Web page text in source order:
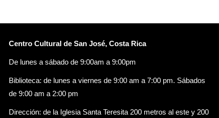
Centro Cultural de San José, Costa Rica
De lunes a sábado de 9:00am a 9:00pm
Biblioteca: de lunes a viernes de 9:00 am a 7:00 pm. Sábados
de 9:00 am a 2:00 pm
Dirección: de la Iglesia Santa Teresita 200 metros al este y 200